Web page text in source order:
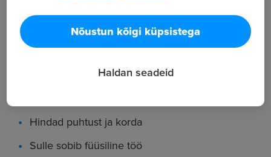
Vajadusel abistamine teistes tootmise
tugitegevustes
Sobid meie tiimi, kui:
Hindad puhtust ja korda
Sulle sobib füüsiline töö
Nõustun kõigi küpsistega
Haldan seadeid